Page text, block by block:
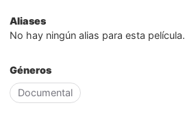
Aliases
No hay ningún alias para esta película.
Géneros
Documental